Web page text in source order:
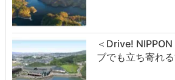
＜Drive!
ブでも立ち寄れ